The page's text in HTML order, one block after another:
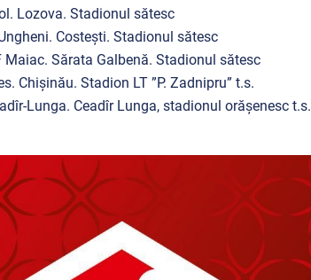
Lozova. Stadionul sătesc
Costești. Stadionul sătesc
Maiac. Sărata Galbenă. Stadionul sătesc
Chișinău. Stadion LT ”P. Zadnipru” t.s.
Lunga. Ceadîr Lunga, stadionul orășenesc t.s.